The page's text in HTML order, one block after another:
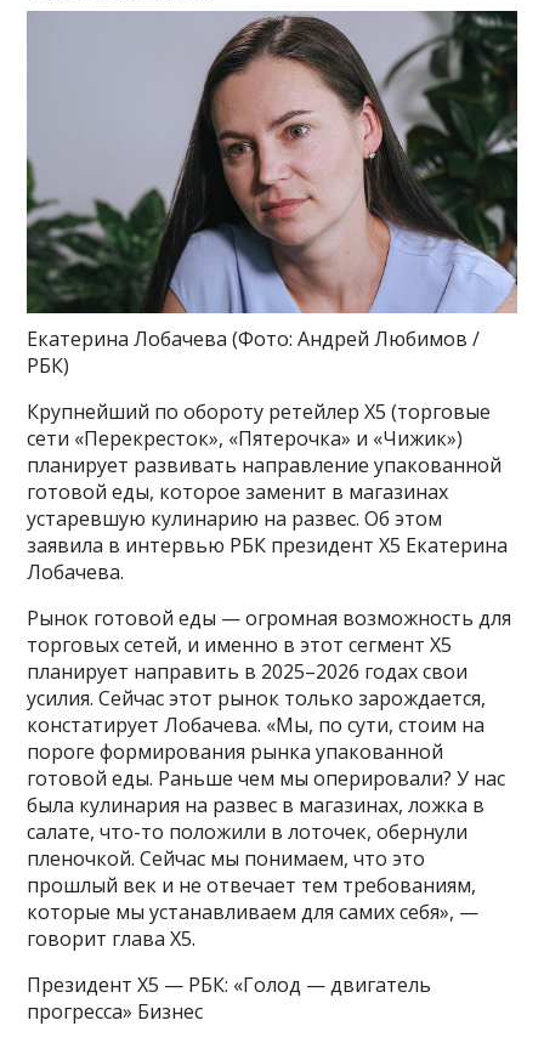
Екатерина Лобачева(Фото: Андрей Любимов /
РБК)
Крупнейший по обороту ретейлер X5 (торговые
сети «Перекресток», «Пятерочка» и «Чижик»)
планирует развивать направление упакованной
готовой еды, которое заменит в магазинах
устаревшую кулинарию на развес. Об этом
заявила в интервью РБК президент X5 Екатерина
Лобачева.
Рынок готовой еды — огромная возможность для
торговых сетей, и именно в этот сегмент X5
планирует направить в 2025–2026 годах свои
усилия. Сейчас этот рынок только зарождается,
констатирует Лобачева. «Мы, по сути, стоим на
пороге формирования рынка упакованной
готовой еды. Раньше чем мы оперировали? У нас
была кулинария на развес в магазинах, ложка в
салате, что-то положили в лоточек, обернули
пленочкой. Сейчас мы понимаем, что это
прошлый век и не отвечает тем требованиям,
которые мы устанавливаем для самих себя», —
говорит глава X5.
Президент Х5 — РБК: «Голод — двигатель
прогресса» Бизнес